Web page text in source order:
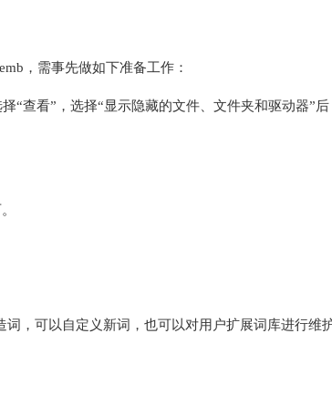
，需事先做如下准备工作：
“查看”，选择“显示隐藏的文件、文件夹和驱动器”
，可以自定义新词，也可以对用户扩展词库进行维